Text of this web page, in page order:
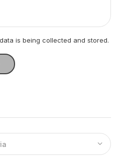
is being collected and stored.